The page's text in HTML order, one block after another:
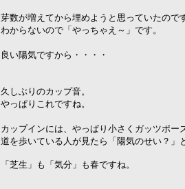
芽数が増えてから埋めようと思っていたので
わからないので「やっちゃえ～」です。
良い陽気ですから・・・・
久しぶりのカップ音。
やっぱりこれですね。
カップインには、やっぱり小さくガッツポー
道を歩いている人が見たら「陽気のせい？」
「芝生」も「気分」も春ですね。